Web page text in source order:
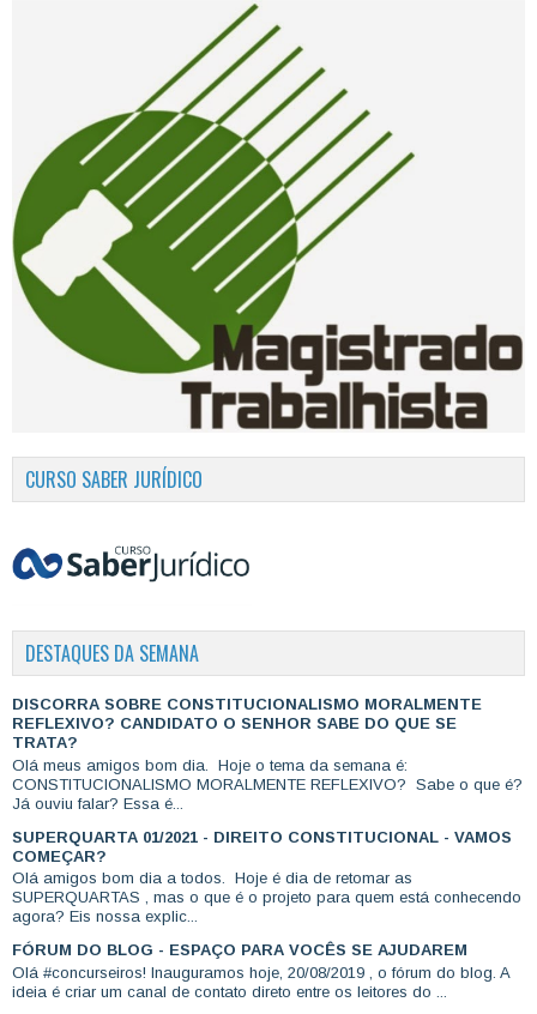
CURSO SABER JURÍDICO
DESTAQUES DA SEMANA
DISCORRA SOBRE CONSTITUCIONALISMO MORALMENTE
REFLEXIVO? CANDIDATO O SENHOR SABE DO QUE SE
TRATA?
Olá meus amigos bom dia. Hoje o tema da semana é:
CONSTITUCIONALISMO MORALMENTE REFLEXIVO? Sabe o que é?
Já ouviu falar? Essa é...
SUPERQUARTA 01/2021 - DIREITO CONSTITUCIONAL - VAMOS
COMEÇAR?
Olá amigos bom dia a todos. Hoje é dia de retomar as
SUPERQUARTAS , mas o que é o projeto para quem está conhecendo
agora? Eis nossa explic...
FÓRUM DO BLOG - ESPAÇO PARA VOCÊS SE AJUDAREM
Olá #concurseiros! Inauguramos hoje, 20/08/2019 , o fórum do blog. A
ideia é criar um canal de contato direto entre os leitores do ...